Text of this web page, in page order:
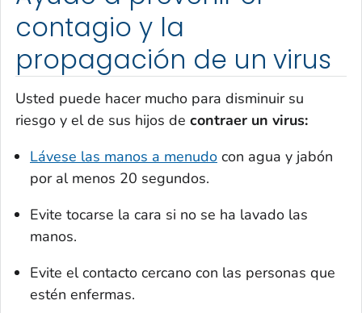
contagio y la
propagación de un virus
Usted puede hacer mucho para disminuir su
riesgo y el de sus hijos de contraer un virus:
Lávese las manos a menudo con agua y jabón
por al menos 20 segundos.
Evite tocarse la cara si no se ha lavado las
manos.
Evite el contacto cercano con las personas que
estén enfermas.